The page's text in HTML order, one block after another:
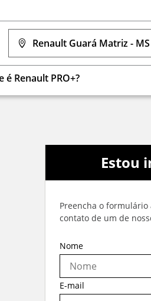
Renault Guará Matriz - MS
é Renault PRO+?
Estou
Preencha o
contato de um de
Nome
E-mail